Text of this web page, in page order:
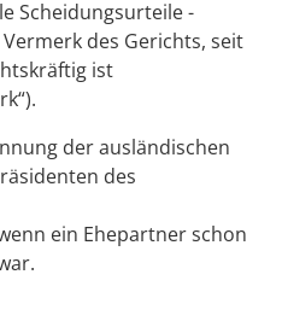
Scheidungsurteile -
des Gerichts, seit
ist
der ausländischen
des
ein Ehepartner schon